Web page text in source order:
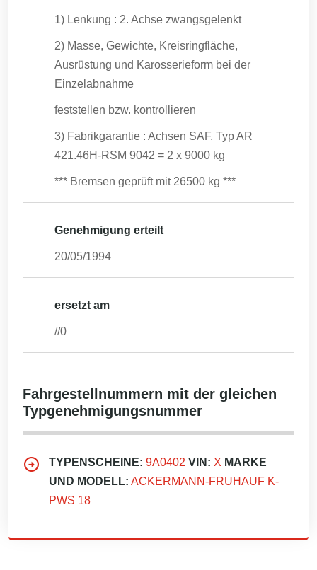
1) Lenkung : 2. Achse zwangsgelenkt
2) Masse, Gewichte, Kreisringfläche,
Ausrüstung und Karosserieform bei der
Einzelabnahme
feststellen bzw. kontrollieren
3) Fabrikgarantie : Achsen SAF, Typ AR
421.46H-RSM 9042 = 2 x 9000 kg
*** Bremsen geprüft mit 26500 kg ***
Genehmigung erteilt
20/05/1994
ersetzt am
//0
Fahrgestellnummern mit der gleichen
Typgenehmigungsnummer
TYPENSCHEINE: 9A0402 VIN: X MARKE
UND MODELL: ACKERMANN-FRUHAUF K-
PWS 18